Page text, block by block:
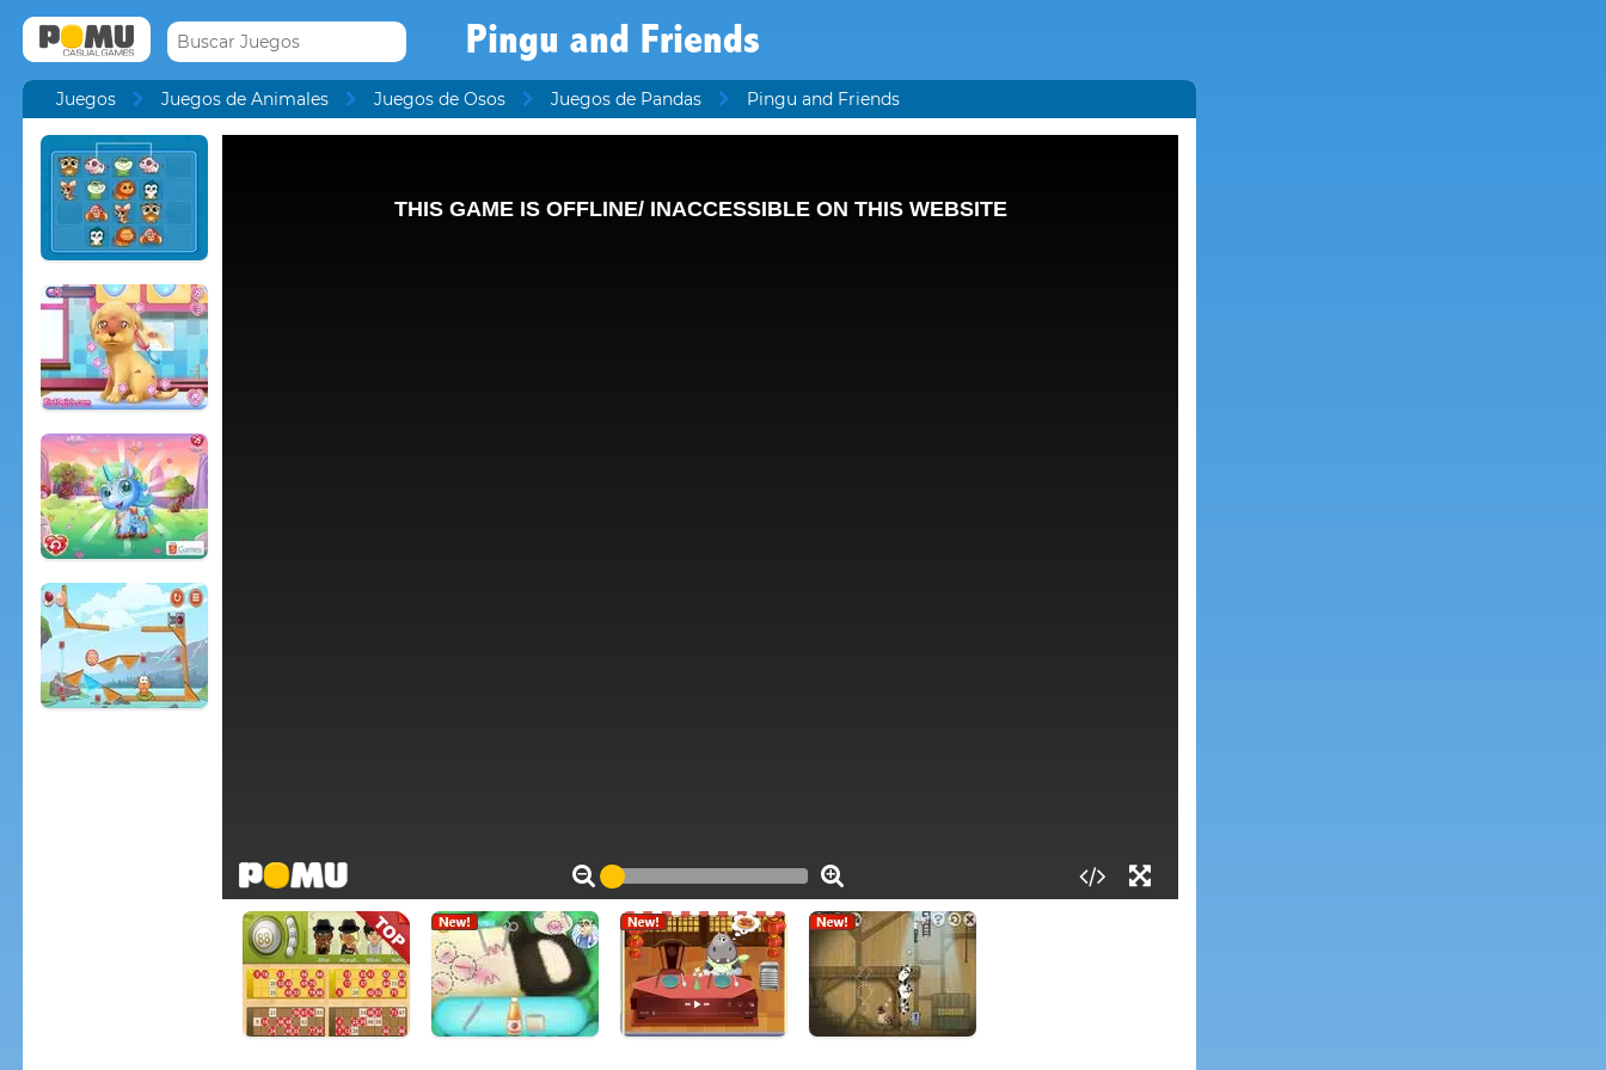
Pingu and Friends
Juegos Juegos de Animales Juegos de Osos Juegos de Pandas Pingu and Friends